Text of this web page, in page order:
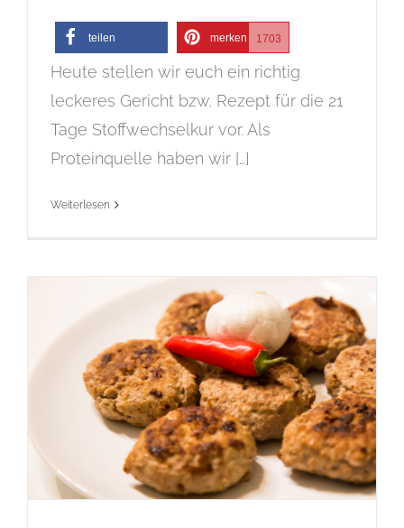
teilen merken 1703
Heute stellen wir euch ein richtig
leckeres Gericht bzw. Rezept für die 21
Tage Stoffwechselkur vor. Als
Proteinquelle haben wir […]
Weiterlesen